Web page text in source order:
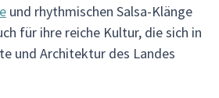
und rhythmischen Salsa-Klänge
für ihre reiche Kultur, die sich in
und Architektur des Landes